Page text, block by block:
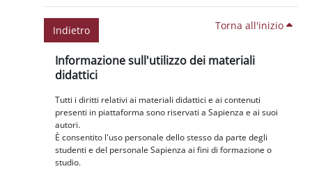
Indietro Torna all'inizio
Blocchi
Informazione sull'utilizzo dei materiali
didattici
Tutti i diritti relativi ai materiali didattici e ai contenuti
presenti in piattaforma sono riservati a Sapienza e ai suoi
autori.
È consentito l'uso personale dello stesso da parte degli
studenti e del personale Sapienza ai fini di formazione o
studio.